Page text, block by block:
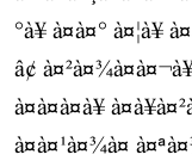
°à¥ à¤à¤° à¤¦à¥
â¢
à¤à¤à¤à¥
à¤à¤¹à¤¾à¤